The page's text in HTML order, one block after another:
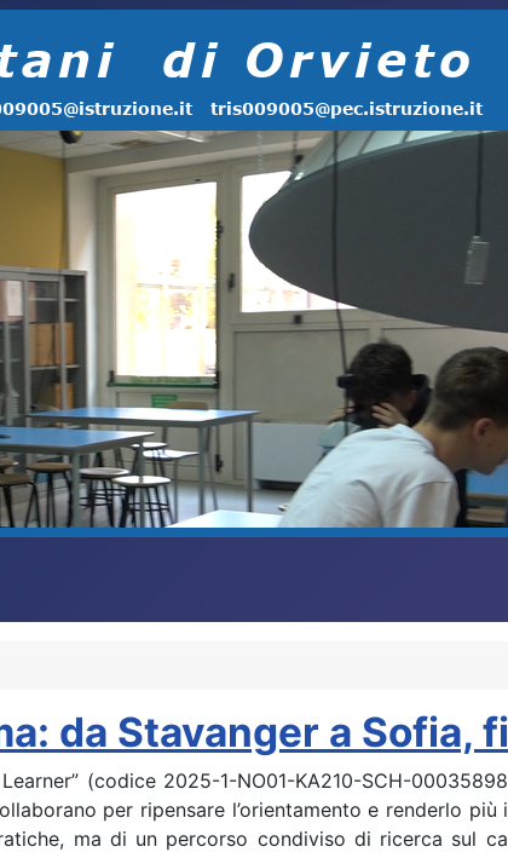
da Stavanger a Sofia,
(codice 2025-1-NO01-KA210-SCH-
per ripensare l’orientamento e renderlo più
ma di un percorso condiviso di ricerca sul